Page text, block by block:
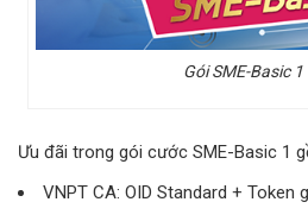
Gói SME-Basic 1
Ưu đãi trong gói cước SME-Basic 1
VNPT CA: OID Standard + Token